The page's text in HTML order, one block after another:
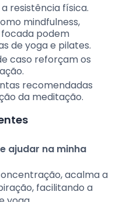
resistência física.
mindfulness,
podem
de yoga e pilates.
caso reforçam os
recomendadas
da meditação.
ajudar na minha
acalma a
facilitando a